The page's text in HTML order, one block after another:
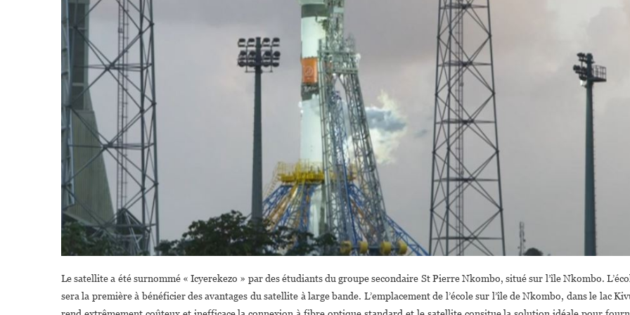
Le satellite a été surnommé « Icyerekezo » par des étudiants du groupe secondaire St Pierre Nkombo, situé sur l’île Nkombo.
sera la première à bénéficier des avantages du satellite à large bande. L’emplacement de l’école sur l’île de Nkombo, dans le lac